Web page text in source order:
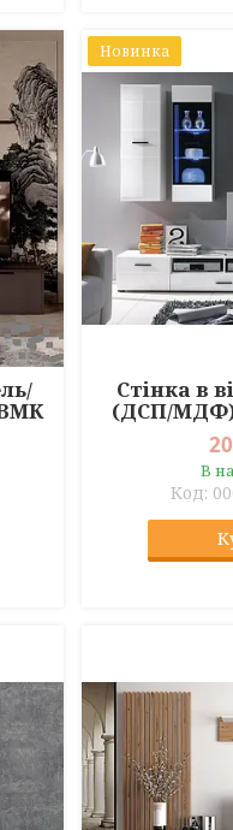
Новинка
Стінка в
(ДСП/МДФ)
В